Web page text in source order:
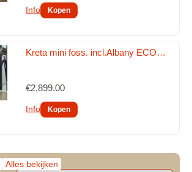
Info
Kreta mini foss. incl.Albany ECO…
€2,899.00
Info
Alles bekijken